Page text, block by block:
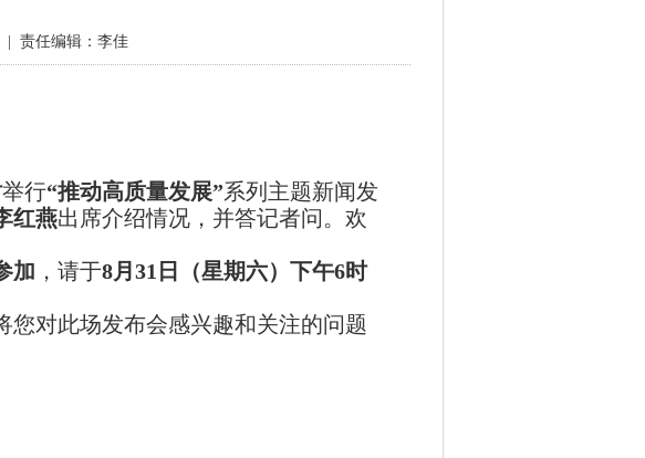
责任编辑：李佳
举行“推动高质量发展”系列主题新闻发
红燕出席介绍情况， 并答记者问。欢
加 ，请于8月 31 日（星期六） 下午6时
您对此场发布会感兴趣和关注的问题